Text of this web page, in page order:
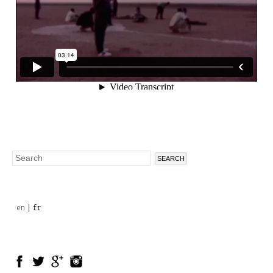
Search
en fr